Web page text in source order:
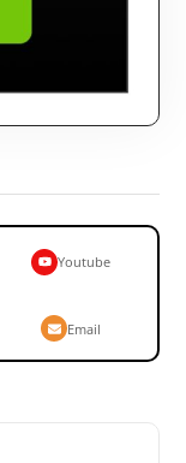
Youtube
Email